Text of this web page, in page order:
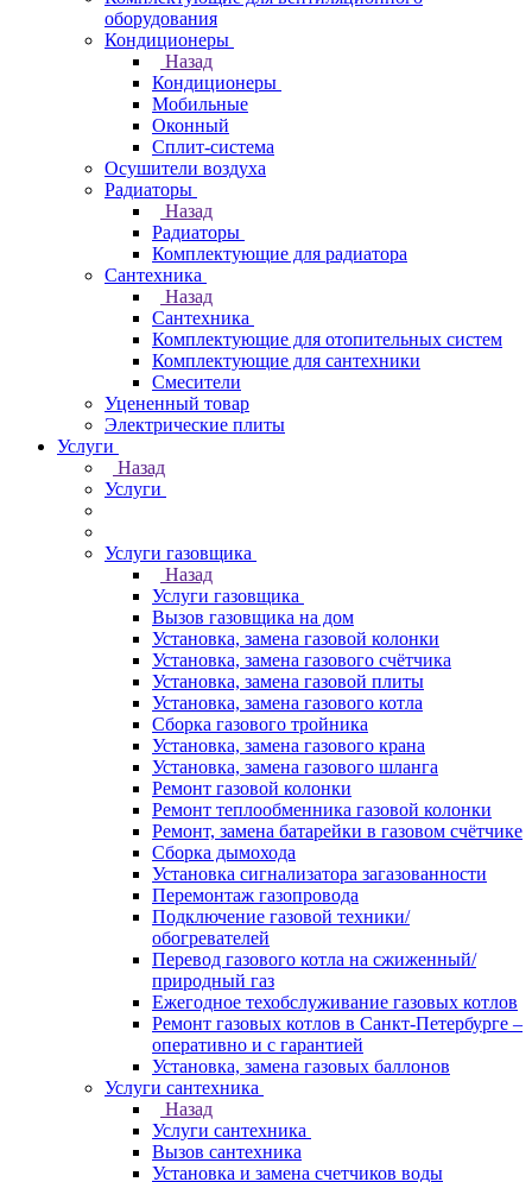
оборудования
Кондиционеры
Назад
Кондиционеры
Мобильные
Оконный
Сплит-система
Осушители воздуха
Радиаторы
Назад
Радиаторы
Комплектующие для радиатора
Сантехника
Назад
Сантехника
Комплектующие для отопительных систем
Комплектующие для сантехники
Смесители
Уцененный товар
Электрические плиты
Услуги
Назад
Услуги
Услуги газовщика
Назад
Услуги газовщика
Вызов газовщика на дом
Установка, замена газовой колонки
Установка, замена газового счётчика
Установка, замена газовой плиты
Установка, замена газового котла
Сборка газового тройника
Установка, замена газового крана
Установка, замена газового шланга
Ремонт газовой колонки
Ремонт теплообменника газовой колонки
Ремонт, замена батарейки в газовом счётчике
Сборка дымохода
Установка сигнализатора загазованности
Перемонтаж газопровода
Подключение газовой техники/
обогревателей
Перевод газового котла на сжиженный/
природный газ
Ежегодное техобслуживание газовых котлов
Ремонт газовых котлов в Санкт-Петербурге –
оперативно и с гарантией
Установка, замена газовых баллонов
Услуги сантехника
Назад
Услуги сантехника
Вызов сантехника
Установка и замена счетчиков воды